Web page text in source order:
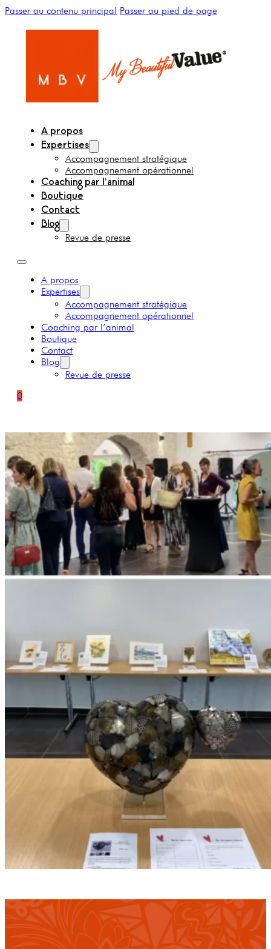
Passer au contenu principal Passer au pied de page
A propos
Expertises
Accompagnement stratégique
Accompagnement opérationnel
Coaching par l’animal
Boutique
Contact
Blog
Revue de presse
A propos
Expertises
Accompagnement stratégique
Accompagnement opérationnel
Coaching par l’animal
Boutique
Contact
Blog
Revue de presse
0